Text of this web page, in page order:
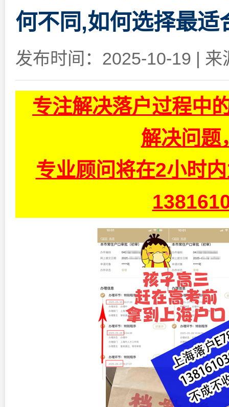
何不同,如何选择最适
发布时间：2025-10-19 | 来
专注解决落户过程中
解决问题
专业顾问将在2小时